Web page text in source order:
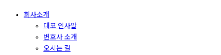
회사소개
대표 인사말
변호사 소개
오시는 길